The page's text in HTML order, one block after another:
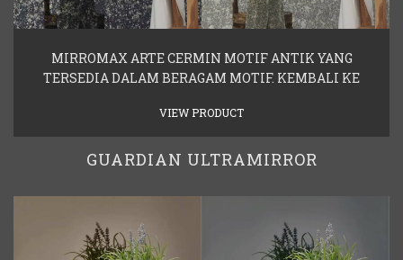
MIRROMAX ARTE CERMIN MOTIF ANTIK YANG
TERSEDIA DALAM BERAGAM MOTIF. KEMBALI KE
VIEW PRODUCT
GUARDIAN ULTRAMIRROR